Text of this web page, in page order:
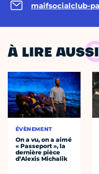
maifsocialclub-
À LIRE AUSSI
ÉVÈNEMENT
On a vu, on a aimé
« Passeport », la
dernière pièce
d’Alexis Michalik